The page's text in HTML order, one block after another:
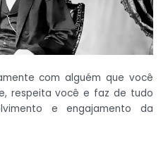
com alguém que você
respeita você e faz de tudo
e engajamento da